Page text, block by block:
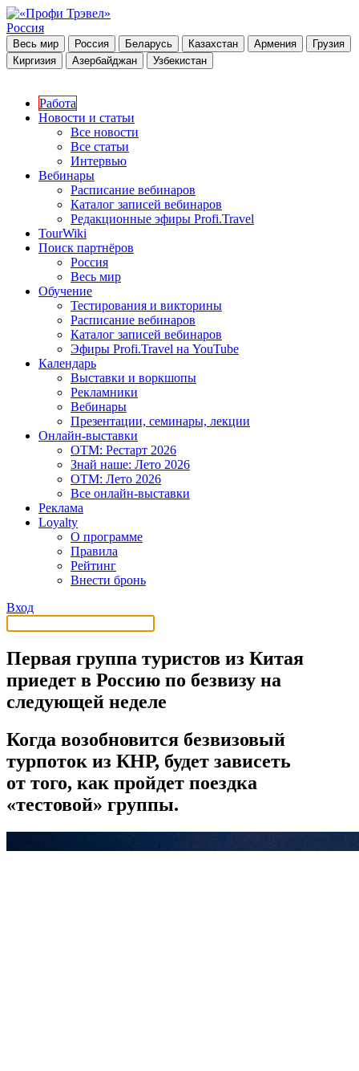
Россия
Весь мир Россия Беларусь Казахстан Армения
Грузия
Киргизия
Азербайджан Узбекистан
Работа
Новости и статьи
Все новости
Все статьи
Интервью
Вебинары
Расписание вебинаров
Каталог записей вебинаров
Редакционные эфиры Profi.Travel
TourWiki
Поиск партнёров
Россия
Весь мир
Обучение
Тестирования и викторины
Расписание вебинаров
Каталог записей вебинаров
Эфиры Profi.Travel на YouTube
Календарь
Выставки и воркшопы
Рекламники
Вебинары
Презентации, семинары, лекции
Онлайн-выставки
OTM: Рестарт 2026
Знай наше: Лето 2026
OTM: Лето 2026
Все онлайн-выставки
Реклама
Loyalty
О программе
Правила
Рейтинг
Внести бронь
Вход
Первая группа туристов из Китая
приедет в Россию по безвизу на
следующей неделе
Когда возобновится безвизовый
турпоток из КНР, будет зависеть
от того, как пройдет поездка
«тестовой» группы.